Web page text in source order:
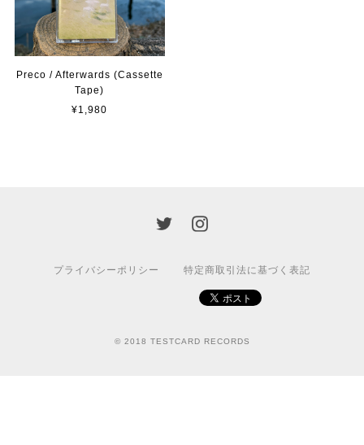
Preco / Afterwards (Cassette
Tape)
¥1,980
プライバシーポリシー 特定商取引法に基づく表記
© 2018 TESTCARD RECORDS